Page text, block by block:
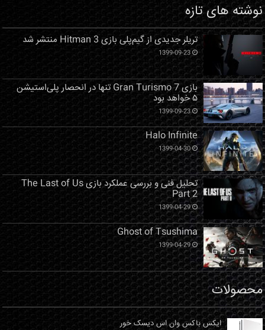
نوشته های تازه
تریلر جدیدی از گیم‌پلی بازی Hitman 3 منتشر شد
1399-09-23
بازی Gran Turismo 7 تنها در انحصار پلی‌استیشن
۵ خواهد بود
1399-09-23
Halo Infinite
1399-04-30
تحلیل فنی و بررسی عملکرد بازی The Last of Us
Part 2
1399-04-29
Ghost of Tsushima
1399-04-29
محصولات
ایکس باکس وان اس دیسک خور